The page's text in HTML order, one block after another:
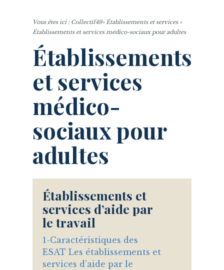
Vous êtes ici : Collectif49»Établissements et services»
Établissements et services médico-sociaux pour adultes
Établissements
et services
médico-
sociaux pour
adultes
Établissements et
services d’aide par
le travail
1-Caractéristiques des
ESAT Les établissements et
services d’aide par le